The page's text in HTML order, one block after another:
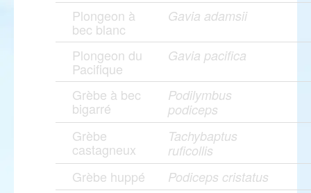
Plongeon à
bec blanc
Gavia adamsii
Plongeon du
Pacifique
Gavia pacifica
Grèbe à bec
bigarré
Podilymbus
podiceps
Grèbe
castagneux
Tachybaptus
ruficollis
Grèbe huppé Podiceps cristatus